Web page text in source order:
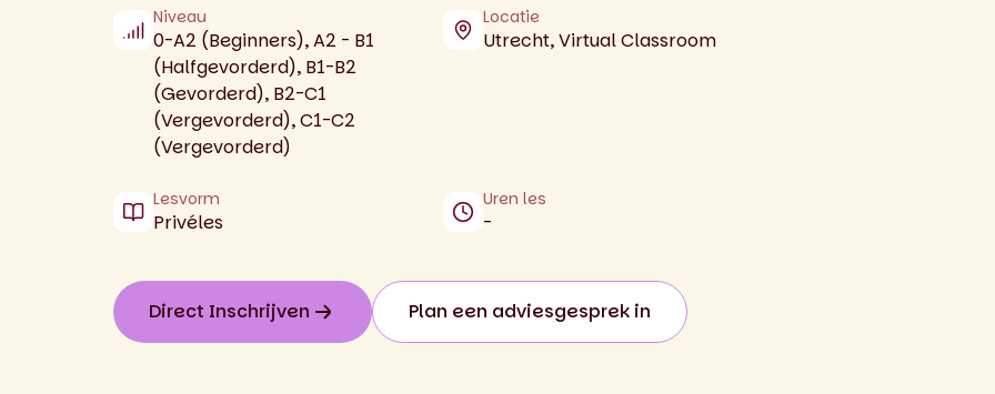
Niveau
0-A2 (Beginners), A2 - B1
(Halfgevorderd), B1-B2
(Gevorderd), B2-C1
(Vergevorderd), C1-C2
(Vergevorderd)
Locatie
Utrecht, Virtual Classroom
Lesvorm
Privéles
Uren les
-
Direct Inschrijven Plan een adviesgesprek in